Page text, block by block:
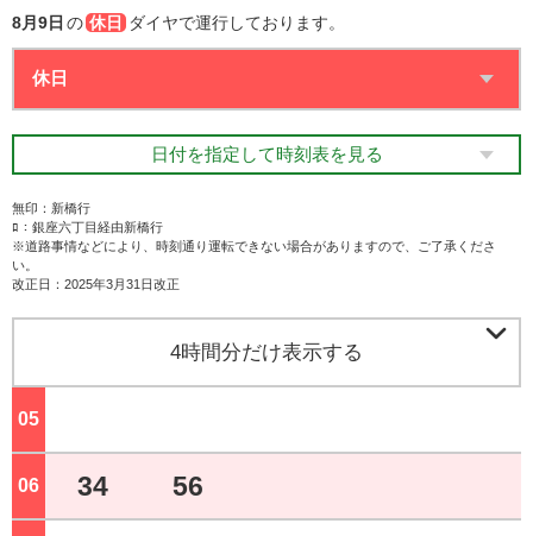
8月9日 の 休日 ダイヤで運行しております。
日付を指定して時刻表を見る
無印：新橋行
ﾛ：銀座六丁目経由新橋行
※道路事情などにより、時刻通り運転できない場合がありますので、ご了承くださ
い。
改正日：2025年3月31日改正
4時間分だけ表示する 
05
06 34 56